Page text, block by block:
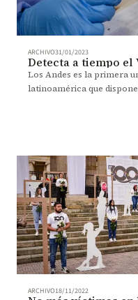
ARCHIVO31/01/2023
Detecta a tiempo el
Los Andes es la primera
latinoamérica que
ARCHIVO18/11/2022